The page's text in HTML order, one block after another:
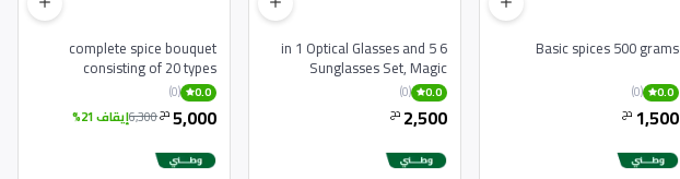
Basic spices 500 grams
0.0
(0)
1,500 دج
6 in 1 Optical Glasses and 5
Sunglasses Set, Magic
Glasses with Different Frames
0.0
(0)
2,500 دج
complete spice bouquet
consisting of 20 types
0.0
(0)
5,000دج6,300إيقاف 21%